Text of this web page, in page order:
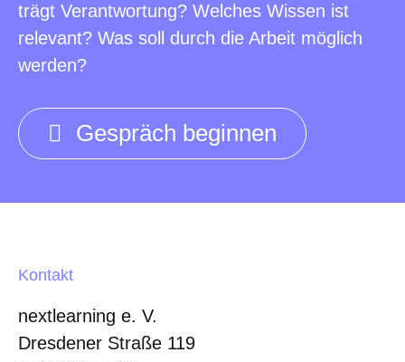
trägt Verantwortung? Welches Wissen ist
relevant? Was soll durch die Arbeit möglich
werden?
Gespräch beginnen
Kontakt
nextlearning e. V.
Dresdener Straße 119